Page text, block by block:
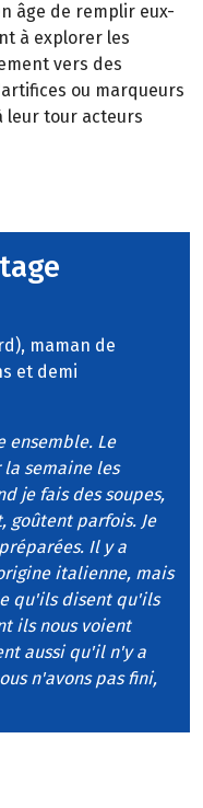
âge de remplir eux-
à explorer les
vers des
ou marqueurs
leur tour acteurs
maman de
et demi
ensemble. Le
semaine les
je fais des soupes,
parfois. Je
Il y a
italienne, mais
qu'ils disent qu'ils
ils nous voient
aussi qu'il n'y a
n'avons pas fini,